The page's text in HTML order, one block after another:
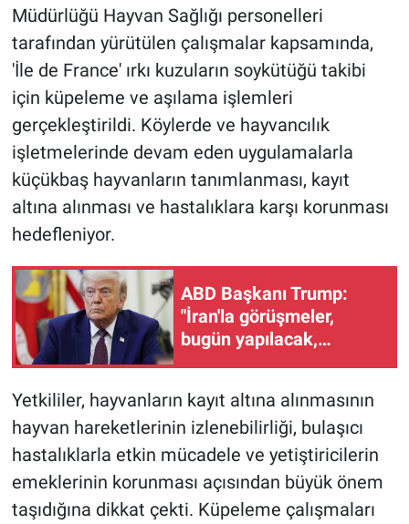
Müdürlüğü Hayvan Sağlığı personelleri
tarafından yürütülen çalışmalar kapsamında,
'İle de France' ırkı kuzuların soykütüğü takibi
için küpeleme ve aşılama işlemleri
gerçekleştirildi. Köylerde ve hayvancılık
işletmelerinde devam eden uygulamalarla
küçükbaş hayvanların tanımlanması, kayıt
altına alınması ve hastalıklara karşı korunması
hedefleniyor.
ABD Başkanı Trump:
"İran'la görüşmeler,
bugün yapılacak,
Yetkililer, hayvanların kayıt altına alınmasının
hayvan hareketlerinin izlenebilirliği, bulaşıcı
hastalıklarla etkin mücadele ve yetiştiricilerin
emeklerinin korunması açısından büyük önem
taşıdığına dikkat çekti. Küpeleme çalışmaları